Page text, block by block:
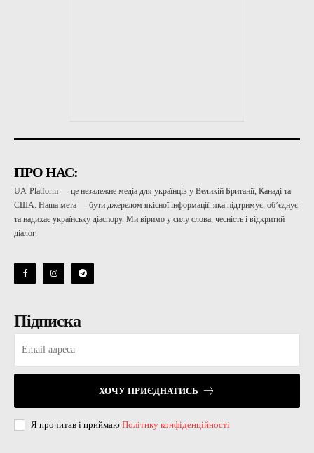
ПРО НАС:
UA-Platform — це незалежне медіа для українців у Великій Британії, Канаді та
США. Наша мета — бути джерелом якісної інформації, яка підтримує, об’єднує
та надихає українську діаспору. Ми віримо у силу слова, чесність і відкритий
діалог.
Підписка
ХОЧУ ПРИЄДНАТИСЬ
Я прочитав і приймаю Політику конфіденційності